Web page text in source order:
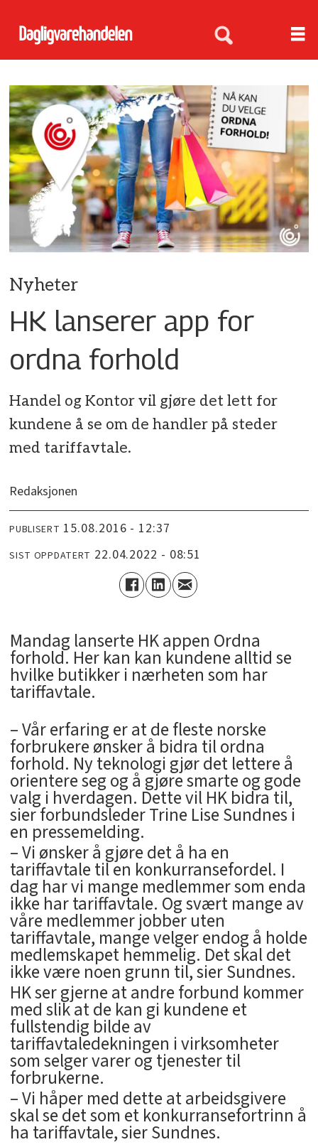
Nyheter
HK lanserer app for
ordna forhold
Handel og Kontor vil gjøre det lett for
kundene å se om de handler på steder
med tariffavtale.
Redaksjonen
PUBLISERT 15.08.2016 - 12:37
SIST OPPDATERT 22.04.2022 - 08:51
Mandag lanserte HK appen Ordna
forhold. Her kan kan kundene alltid se
hvilke butikker i nærheten som har
tariffavtale.
– Vår erfaring er at de fleste norske
forbrukere ønsker å bidra til ordna
forhold. Ny teknologi gjør det lettere å
orientere seg og å gjøre smarte og gode
valg i hverdagen. Dette vil HK bidra til,
sier forbundsleder Trine Lise Sundnes i
en pressemelding.
– Vi ønsker å gjøre det å ha en
tariffavtale til en konkurransefordel. I
dag har vi mange medlemmer som enda
ikke har tariffavtale. Og svært mange av
våre medlemmer jobber uten
tariffavtale, mange velger endog å holde
medlemskapet hemmelig. Det skal det
ikke være noen grunn til, sier Sundnes.
HK ser gjerne at andre forbund kommer
med slik at de kan gi kundene et
fullstendig bilde av
tariffavtaledekningen i virksomheter
som selger varer og tjenester til
forbrukerne.
– Vi håper med dette at arbeidsgivere
skal se det som et konkurransefortrinn å
ha tariffavtale, sier Sundnes.